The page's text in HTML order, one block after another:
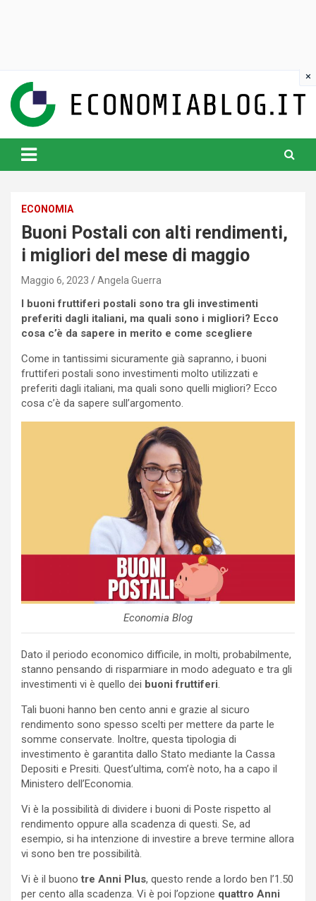
content
www.economiablog.it
ECONOMIA
Buoni Postali con alti rendimenti,
i migliori del mese di maggio
Maggio 6, 2023 Angela Guerra
I buoni fruttiferi postali sono tra gli investimenti
preferiti dagli italiani, ma quali sono i migliori? Ecco
cosa c’è da sapere in merito e come scegliere
Come in tantissimi sicuramente già sapranno, i buoni
fruttiferi postali sono investimenti molto utilizzati e
preferiti dagli italiani, ma quali sono quelli migliori? Ecco
cosa c’è da sapere sull’argomento.
Economia Blog
Dato il periodo economico difficile, in molti, probabilmente,
stanno pensando di risparmiare in modo adeguato e tra gli
investimenti vi è quello dei buoni fruttiferi
Tali buoni hanno ben cento anni e grazie al sicuro
rendimento sono spesso scelti per mettere da parte le
somme conservate. Inoltre, questa tipologia di
investimento è garantita dallo Stato mediante la Cassa
Depositi e Presiti. Quest’ultima, com’è noto, ha a capo il
Ministero dell’Economia.
Vi è la possibilità di dividere i buoni di Poste rispetto al
rendimento oppure alla scadenza di questi. Se, ad
esempio, si ha intenzione di investire a breve termine allora
vi sono ben tre possibilità.
Vi è il buono tre Anni Plus, questo rende a lordo ben l’1.50
per cento alla scadenza. Vi è poi l’opzione quattro Anni